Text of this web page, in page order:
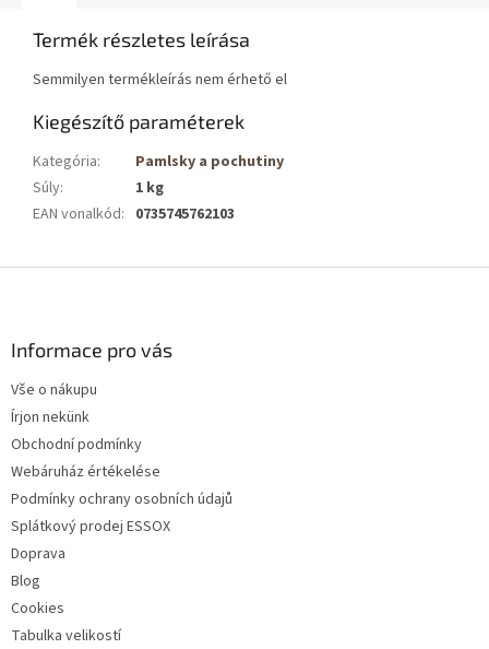
Termék részletes leírása
Semmilyen termékleírás nem érhető el
Kiegészítő paraméterek
Kategória:
Pamlsky a pochutiny
Súly:
1 kg
EAN vonalkód: 0735745762103
Informace pro vás
Vše o nákupu
Írjon nekünk
Obchodní podmínky
Webáruház értékelése
Podmínky ochrany osobních údajů
Splátkový prodej ESSOX
Doprava
Blog
Cookies
Tabulka velikostí